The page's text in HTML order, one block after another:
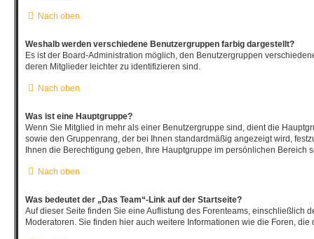
Nach oben
Weshalb werden verschiedene Benutzergruppen farbig dargestellt?
Es ist der Board-Administration möglich, den Benutzergruppen
deren Mitglieder leichter zu identifizieren sind.
Nach oben
Was ist eine Hauptgruppe?
Wenn Sie Mitglied in mehr als einer Benutzergruppe sind, dient die
sowie den Gruppenrang, der bei Ihnen standardmäßig angezeigt wird,
Ihnen die Berechtigung geben, Ihre Hauptgruppe im persönlichen Bereich
Nach oben
Was bedeutet der „Das Team“-Link auf der Startseite?
Auf dieser Seite finden Sie eine Auflistung des Forenteams, einschließlich
Moderatoren. Sie finden hier auch weitere Informationen wie die Foren,